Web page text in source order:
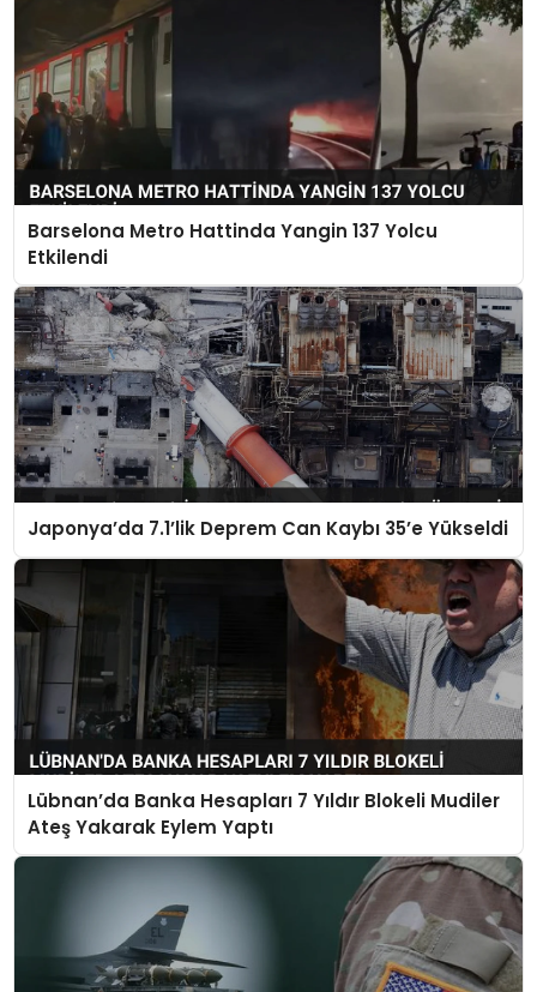
Barselona Metro Hattinda Yangin 137 Yolcu
Etkilendi
Japonya’da 7.1’lik Deprem Can Kaybı 35’e Yükseldi
Lübnan’da Banka Hesapları 7 Yıldır Blokeli Mudiler
Ateş Yakarak Eylem Yaptı